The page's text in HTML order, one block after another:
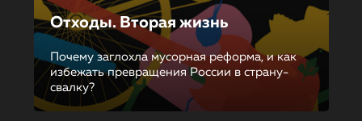
Отходы. Вторая жизнь
Почему заглохла мусорная реформа, и как
избежать превращения России в страну-
свалку?